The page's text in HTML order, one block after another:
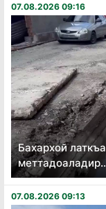
07.08.2026 09:16
Бахархой
07.08.2026 09:13